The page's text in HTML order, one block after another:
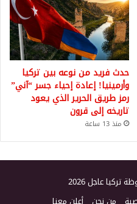
حدث فريد من نوعه بين تركيا
وأرمينيا! إعادة إحياء جسر “آني”
رمز طريق الحرير الذي يعود
تاريخه إلى قرون
منذ 13 ساعة
عاجل 2026